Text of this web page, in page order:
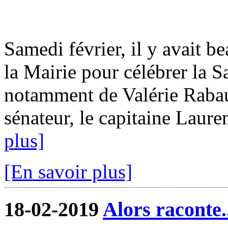
Samedi février, il y avait
la Mairie pour célébrer la
notamment de Valérie
sénateur, le capitaine
plus]
[En savoir plus]
18-02-2019 Alors